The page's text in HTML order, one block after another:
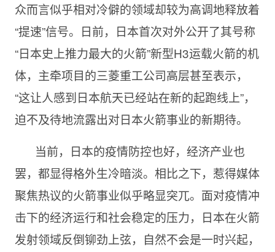
众而言似乎相对冷僻的领域却较为高调地释放着
“提速”信号。日前，日本首次对外公开了其号称
“日本史上推力最大的火箭”新型H3运载火箭的机
体，主牵项目的三菱重工公司高层甚至表示，
“这让人感到日本航天已经站在新的起跑线上”，
迫不及待地流露出对日本火箭事业的新期待。
当前，日本的疫情防控也好，经济产业也
罢，都显得格外生冷暗淡。相比之下，惹得媒体
聚焦热议的火箭事业似乎略显突兀。面对疫情冲
击下的经济运行和社会稳定的压力，日本在火箭
发射领域反倒铆劲上弦，自然不会是一时兴起，